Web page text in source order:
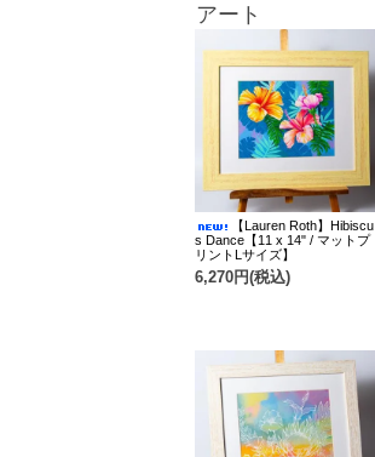
アート
【Lauren Roth】Hibiscu
s Dance【11 x 14" / マットプ
リントLサイズ】
6,270円(税込)